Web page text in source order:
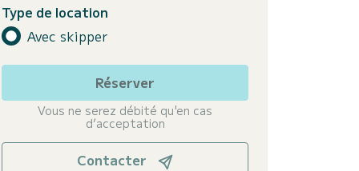
Type de location
Avec skipper
Réserver
Vous ne serez débité qu'en cas
d’acceptation
Contacter